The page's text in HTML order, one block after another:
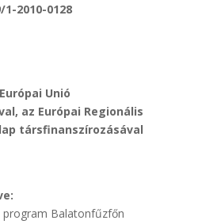
1-2010-0128
Unió
az Európai Regionális
társfinanszírozásával
program Balatonfűzfőn